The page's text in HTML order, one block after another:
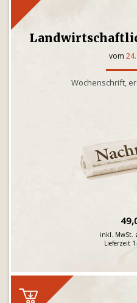
vom
Wochenschrift,
inkl. MwSt.
Lieferzeit